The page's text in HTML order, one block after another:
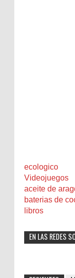
ecologico
Videojuegos
aceite de
baterias de
libros
EN LAS REDES